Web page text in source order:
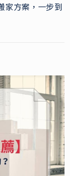
家方案，一步到